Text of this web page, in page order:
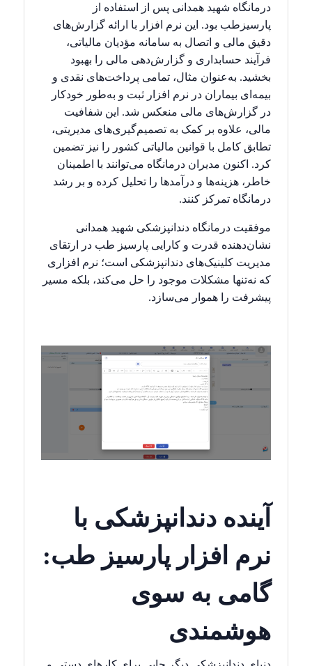
درمانگاه شهید همدانی پس از استفاده از
پارسیزطب بود. این نرم افزار با ارائه گزارش‌های
دقیق مالی و اتصال به سامانه مؤدیان مالیاتی،
فرآیند حسابداری و گزارش‌دهی مالی را بهبود
بخشید. به‌عنوان مثال، تمامی پرداخت‌های نقدی و
بیمه‌ای بیماران در نرم افزار ثبت و به‌طور خودکار
در گزارش‌های مالی منعکس شد. این شفافیت
مالی، علاوه بر کمک به تصمیم‌گیری‌های مدیریتی،
تطابق کامل با قوانین مالیاتی کشور را نیز تضمین
کرد. اکنون مدیران درمانگاه می‌توانند با اطمینان
خاطر، هزینه‌ها و درآمدها را تحلیل کرده و بر رشد
درمانگاه تمرکز کنند.
موفقیت درمانگاه دندانپزشکی شهید همدانی
نشان‌دهنده قدرت و کارایی پارسیز طب در ارتقای
مدیریت کلینیک‌های دندانپزشکی است؛ نرم افزاری
که نه‌تنها مشکلات موجود را حل می‌کند، بلکه مسیر
پیشرفت را هموار می‌سازد.
آینده دندانپزشکی با
نرم افزار پارسیز طب:
گامی به سوی
هوشمندی